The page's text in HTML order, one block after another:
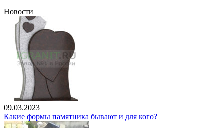
Новости
09.03.2023
Какие формы памятника бывают и для кого?